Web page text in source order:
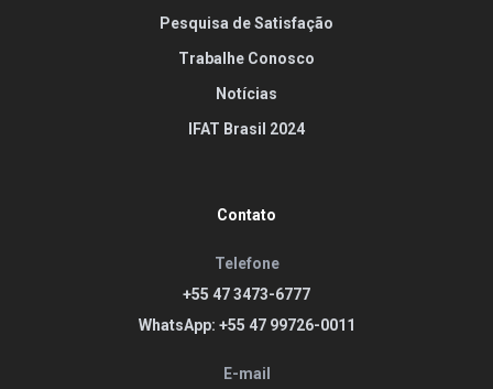
Pesquisa de Satisfação
Trabalhe Conosco
Notícias
IFAT Brasil 2024
Contato
Telefone
+55 47 3473-6777
WhatsApp: +55 47 99726-0011
E-mail